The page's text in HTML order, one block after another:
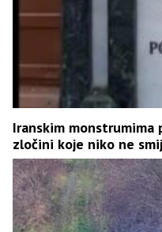
Iranskim
zločini koje niko ne